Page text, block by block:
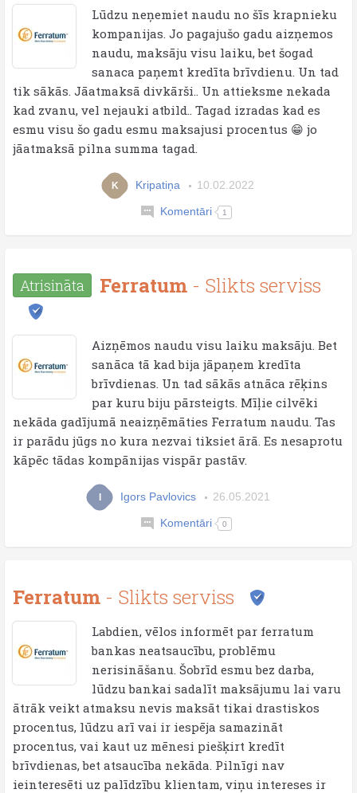
Lūdzu neņemiet naudu no šīs krapnieku
kompanijas. Jo pagajušo gadu aizņemos
naudu, maksāju visu laiku, bet šogad
sanaca paņemt kredīta brīvdienu. Un tad
tik sākās. Jāatmaksā divkārši.. Un attieksme nekada
kad zvanu, vel nejauki atbild.. Tagad izradas kad es
esmu visu šo gadu esmu maksajusi procentus 😁 jo
jāatmaksā pilna summa tagad.
K Kripatiņa 10.02.2022
Komentāri 1
Atrisināta Ferratum - Slikts serviss
Aizņēmos naudu visu laiku maksāju. Bet
sanāca tā kad bija jāpaņem kredīta
brīvdienas. Un tad sākās atnāca rēķins
par kuru biju pārsteigts. Mīļie cilvēki
nekāda gadījumā neaizņēmāties Ferratum naudu. Tas
ir parādu jūgs no kura nezvai tiksiet ārā. Es nesaprotu
kāpēc tādas kompānijas vispār pastāv.
Igors Pavlovics 26.05.2021
Komentāri 0
Ferratum - Slikts serviss
Labdien, vēlos informēt par ferratum
bankas neatsaucību, problēmu
nerisināšanu. Šobrīd esmu bez darba,
lūdzu bankai sadalīt maksājumu lai varu
ātrāk veikt atmaksu nevis maksāt tikai drastiskos
procentus, lūdzu arī vai ir iespēja samazināt
procentus, vai kaut uz mēnesi piešķirt kredīt
brīvdienas, bet atsaucība nekāda. Pilnīgi nav
ieinteresēti uz palīdzību klientam, viņu intereses ir